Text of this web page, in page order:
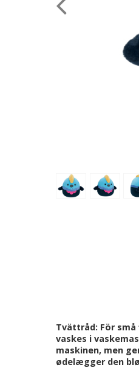
Tvättråd: För
vaskes i
maskinen, men
ødelægger den